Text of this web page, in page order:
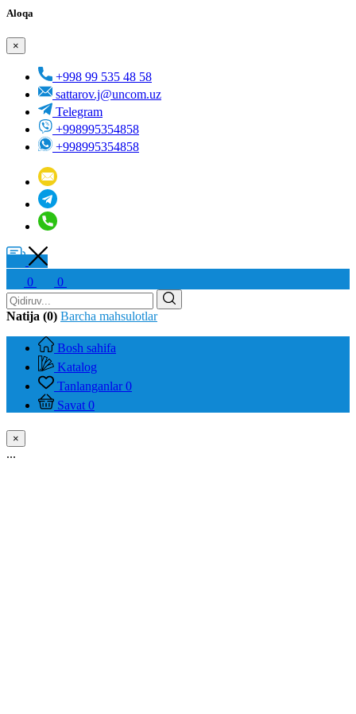
Aloqa
×
+998 99 535 48 58
sattarov.j@uncom.uz
Telegram
+998995354858
+998995354858
0 0
Natija (0) Barcha mahsulotlar
Bosh sahifa
Katalog
Tanlanganlar 0
Savat 0
×
...